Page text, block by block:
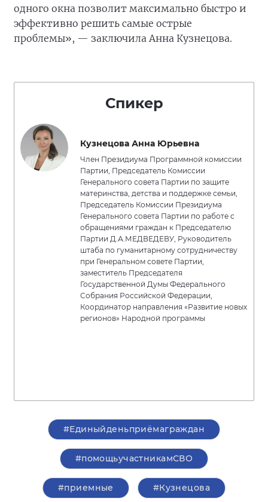
одного окна позволит максимально быстро и
эффективно решить самые острые
проблемы», — заключила Анна Кузнецова.
Спикер
Кузнецова Анна Юрьевна
Член Президиума Программной комиссии
Партии, Председатель Комиссии
Генерального совета Партии по защите
материнства, детства и поддержке семьи,
Председатель Комиссии Президиума
Генерального совета Партии по работе с
обращениями граждан к Председателю
Партии Д.А.МЕДВЕДЕВУ, Руководитель
штаба по гуманитарному сотрудничеству
при Генеральном совете Партии,
заместитель Председателя
Государственной Думы Федерального
Собрания Российской Федерации,
Координатор направления «Развитие новых
регионов» Народной программы
#Единыйденьприёмаграждан
#помощьучастникамСВО
#приемные #Кузнецова